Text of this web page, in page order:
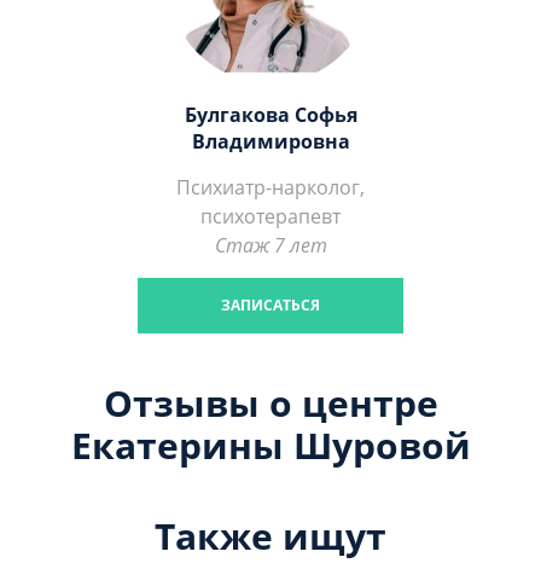
Булгакова Софья
Владимировна
Психиатр-нарколог,
психотерапевт
Стаж 7 лет
ЗАПИСАТЬСЯ
Отзывы о центре
Екатерины Шуровой
Также ищут